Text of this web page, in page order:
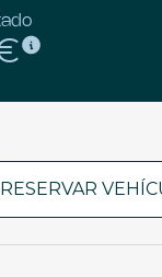
RESERVAR